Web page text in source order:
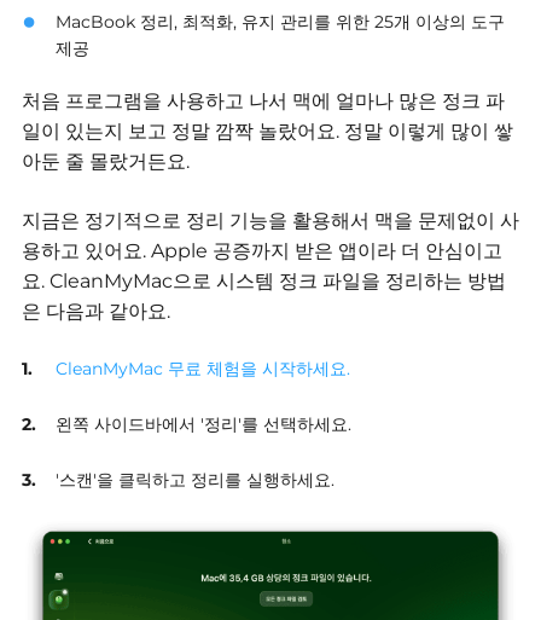
MacBook 정리, 최적화, 유지 관리를 위한 25개 이상의 도구
제공
처음 프로그램을 사용하고 나서 맥에 얼마나 많은 정크 파
일이 있는지 보고 정말 깜짝 놀랐어요. 정말 이렇게 많이 쌓
아둔 줄 몰랐거든요.
지금은 정기적으로 정리 기능을 활용해서 맥을 문제없이 사
용하고 있어요. Apple 공증까지 받은 앱이라 더 안심이고
요. CleanMyMac으로 시스템 정크 파일을 정리하는 방법
은 다음과 같아요.
CleanMyMac 무료 체험을 시작하세요.
왼쪽 사이드바에서 '정리'를 선택하세요.
'스캔'을 클릭하고 정리를 실행하세요.